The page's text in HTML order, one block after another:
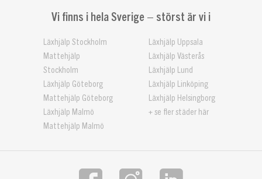
Vi finns i hela Sverige – störst är vi i
Läxhjälp Stockholm
Mattehjälp
Stockholm
Läxhjälp Göteborg
Mattehjälp Göteborg
Läxhjälp Malmö
Mattehjälp Malmö
Läxhjälp Uppsala
Läxhjälp Västerås
Läxhjälp Lund
Läxhjälp Linköping
Läxhjälp Helsingborg
+ se fler städer här